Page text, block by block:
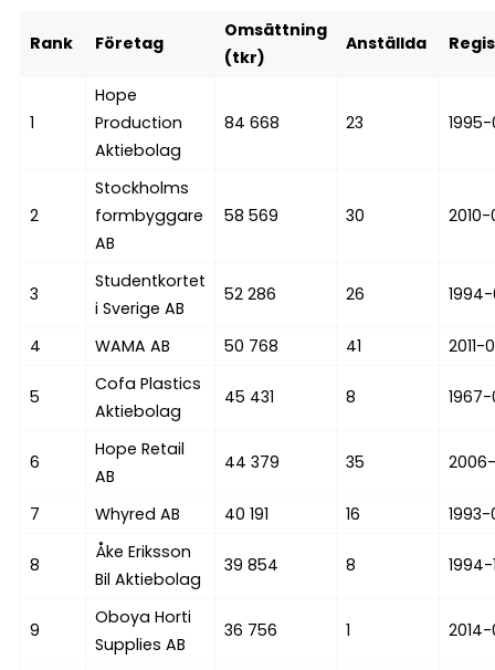
Rank Företag
Omsättning
(tkr)
Anställda
1
Hope
Production
Aktiebolag
84 668 23
2
Stockholms
formbyggare
AB
58 569 30
3
Studentkortet
i Sverige AB
52 286 26
4 WAMA AB 50 768 41 2011-
5
Cofa Plastics
Aktiebolag
45 431 8
6
Hope Retail
AB
44 379 35
7 Whyred AB 40 191 16 1993-
8
Åke Eriksson
Bil Aktiebolag
39 854 8 1994-
9
Oboya Horti
Supplies AB
36 756 1